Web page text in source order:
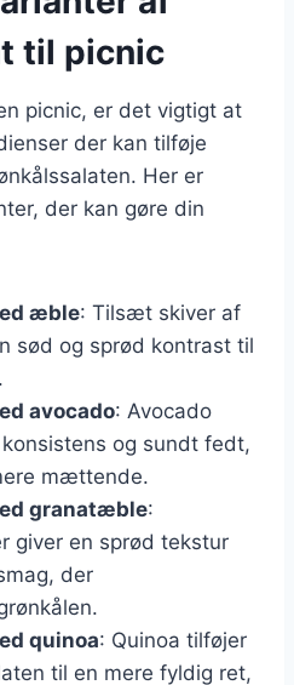
til picnic
picnic, er det vigtigt at
der kan tilføje
Her er
der kan gøre din
æble: Tilsæt skiver af
sød og sprød kontrast til
avocado: Avocado
og sundt fedt,
mættende.
granatæble:
giver en sprød tekstur
der
quinoa: Quinoa tilføjer
til en mere fyldig ret,